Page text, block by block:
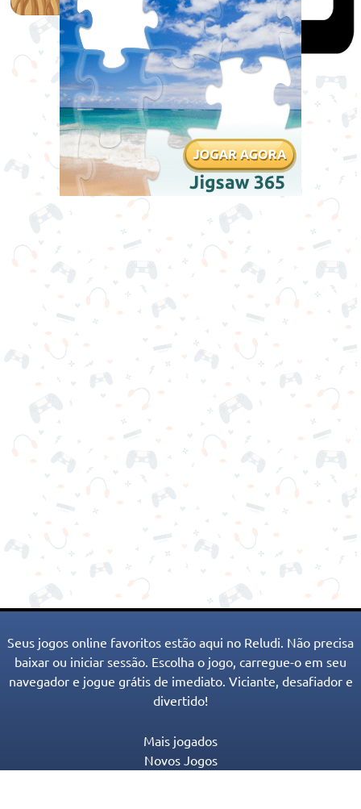
Seus jogos online favoritos estão aqui no Reludi. Não precisa
baixar ou iniciar sessão. Escolha o jogo, carregue-o em seu
navegador e jogue grátis de imediato. Viciante, desafiador e
divertido!
Mais jogados
Novos Jogos